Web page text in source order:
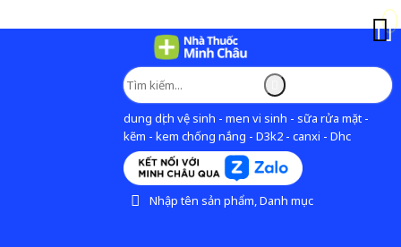
dung dịch vệ sinh - men vi sinh - sữa rửa mặt -
kẽm - kem chống nắng - D3k2 - canxi - Dhc
Nhập tên sản phẩm, Danh mục